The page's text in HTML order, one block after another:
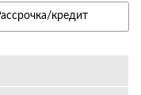
Рассрочка/кредит